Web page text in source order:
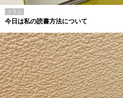
コラム
今日は私の読書方法について